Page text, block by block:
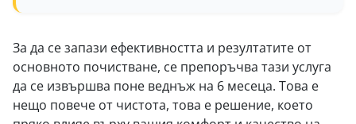
За да се запази ефективността и резултатите от
основното почистване, се препоръчва тази услуга
да се извършва поне веднъж на 6 месеца. Това е
нещо повече от чистота, това е решение, което